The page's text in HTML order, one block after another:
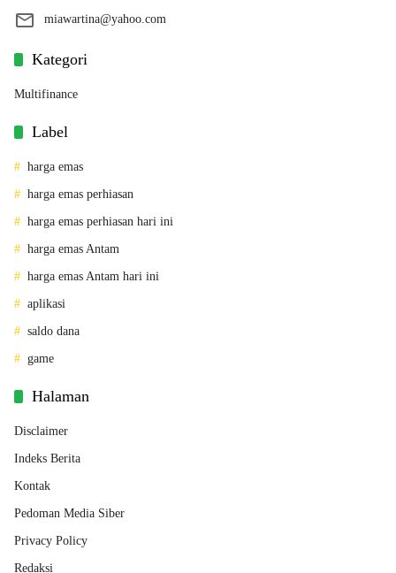
miawartina@yahoo.com
Kategori
Multifinance
Label
harga emas
harga emas perhiasan
harga emas perhiasan hari ini
harga emas Antam
harga emas Antam hari ini
aplikasi
saldo dana
game
Halaman
Disclaimer
Indeks Berita
Kontak
Pedoman Media Siber
Privacy Policy
Redaksi